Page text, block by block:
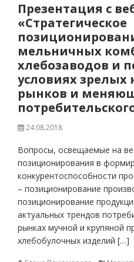
Презентация с
«Стратегическое
мельничных
хлебозаводов и
условиях зрелых
рынков и
24.08.2018
Вопросы, освещаемые на
позиционирования в
конкурентоспособности
– позиционирование
позиционирование
актуальных трендов
рынках мучной и крупяной
хлебобулочных изделий […]